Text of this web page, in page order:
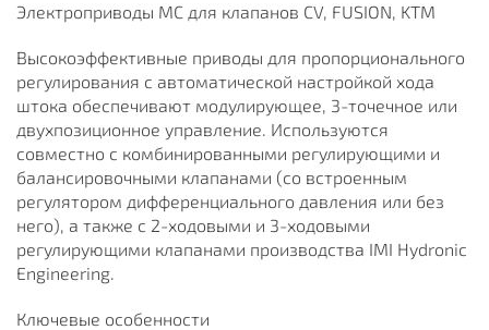
Электроприводы МС для клапанов CV, FUSION, KTM
Высокоэффективные приводы для пропорционального
регулирования с автоматической настройкой хода
штока обеспечивают модулирующее, 3-точечное или
двухпозиционное управление. Используются
совместно с комбинированными регулирующими и
баланcировочными клапанами (со встроенным
регулятором дифференциального давления или без
него), а также с 2-ходовыми и 3-ходовыми
регулирующими клапанами производства IMI Hydronic
Engineering.
Ключевые особенности